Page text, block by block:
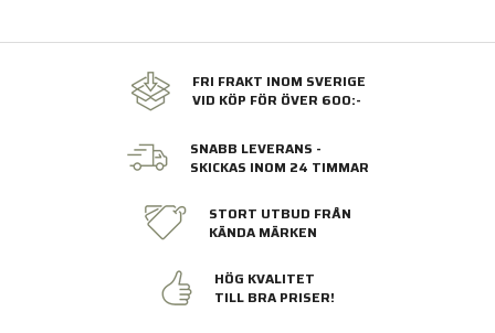
FRI FRAKT INOM SVERIGE
VID KÖP FÖR ÖVER 600:-
SNABB LEVERANS -
SKICKAS INOM 24 TIMMAR
STORT UTBUD FRÅN
KÄNDA MÄRKEN
HÖG KVALITET
TILL BRA PRISER!